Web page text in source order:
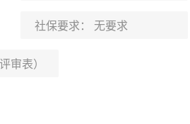
社保要求： 无要求
审表）